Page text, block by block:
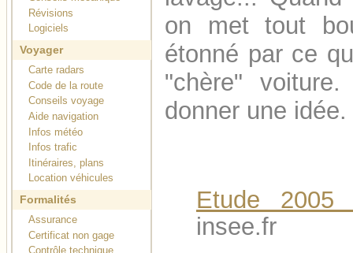
Révisions
Logiciels
Voyager
Carte radars
Code de la route
Conseils voyage
Aide navigation
Infos météo
Infos trafic
Itinéraires, plans
Location véhicules
Formalités
Assurance
Certificat non gage
Contrôle technique
on met tout
étonné par ce
"chère"
donner une idée.
Etude 2005
insee.fr